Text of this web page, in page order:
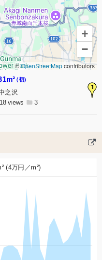
+
−
©OpenStreetMapcontributors
1
(初)
之沢
3
(4万円／m²)